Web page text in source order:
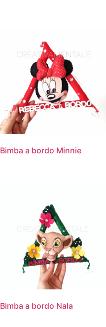
Bimba a bordo Minnie
Bimba a bordo Nala